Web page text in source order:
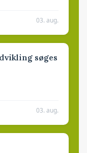
03. aug.
søges
03. aug.